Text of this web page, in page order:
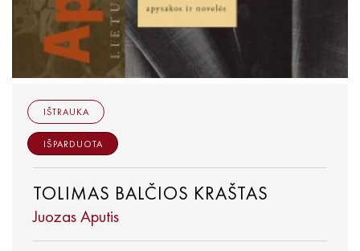
TOLIMAS BALČIOS KRAŠTAS
Juozas Aputis
IŠTRAUKA
IŠPARDUOTA